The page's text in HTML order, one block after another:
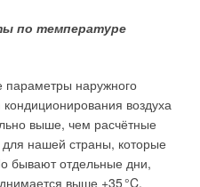
по температуре
наружного
воздуха
выше, чем расчётные
нашей страны, которые
бывают отдельные дни,
выше +35°C.